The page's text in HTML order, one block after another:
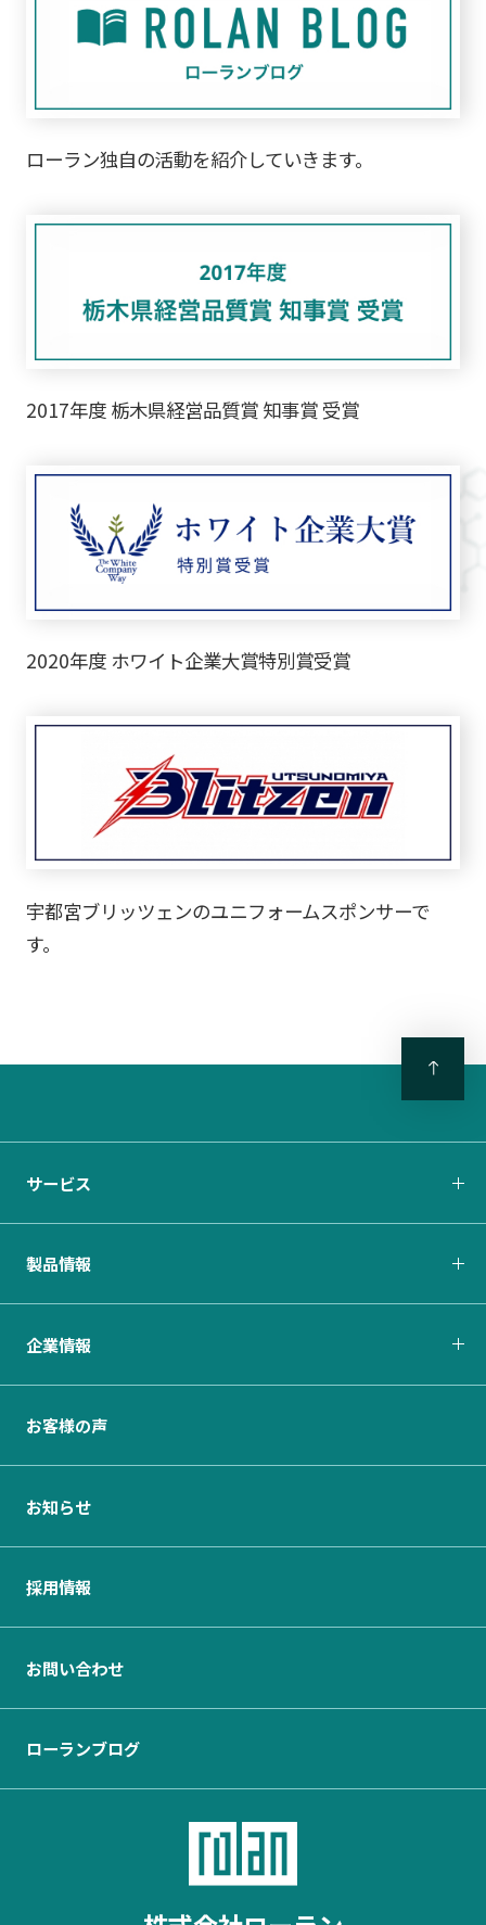
ローラン独自の活動を紹介していきます。
2017年度 栃木県経営品質賞 知事賞 受賞
2020年度 ホワイト企業大賞特別賞受賞
宇都宮ブリッツェンのユニフォームスポンサーで
す。
サービス
製品情報
企業情報
お客様の声
お知らせ
採用情報
お問い合わせ
ローランブログ